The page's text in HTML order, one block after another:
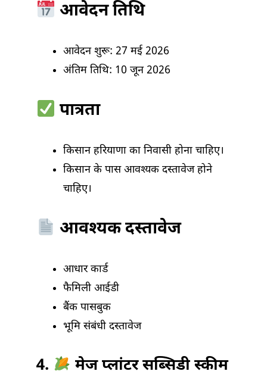
आवेदन तिथि
आवेदन शुरू: 27 मई 2026
अंतिम तिथि: 10 जून 2026
पात्रता
किसान हरियाणा का निवासी होना चाहिए।
किसान के पास आवश्यक दस्तावेज होने
चाहिए।
आवश्यक दस्तावेज
आधार कार्ड
फैमिली आईडी
बैंक पासबुक
भूमि संबंधी दस्तावेज
4. मेज प्लांटर सब्सिडी स्कीम